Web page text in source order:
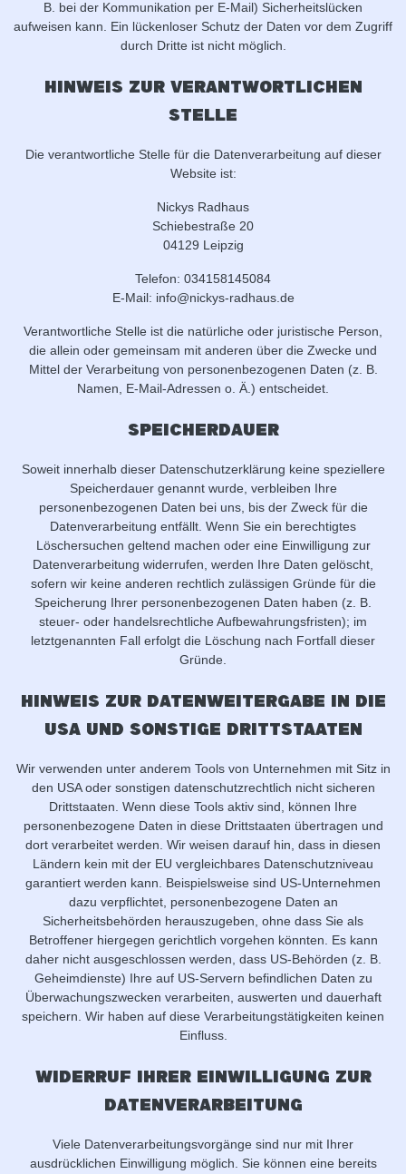
B. bei der Kommunikation per E-Mail) Sicherheitslücken
aufweisen kann. Ein lückenloser Schutz der Daten vor dem Zugriff
durch Dritte ist nicht möglich.
Hinweis zur verantwortlichen
Stelle
Die verantwortliche Stelle für die Datenverarbeitung auf dieser
Website ist:
Nickys Radhaus
Schiebestraße 20
04129 Leipzig
Telefon: 034158145084
E-Mail: info@nickys-radhaus.de
Verantwortliche Stelle ist die natürliche oder juristische Person,
die allein oder gemeinsam mit anderen über die Zwecke und
Mittel der Verarbeitung von personenbezogenen Daten (z. B.
Namen, E-Mail-Adressen o. Ä.) entscheidet.
Speicherdauer
Soweit innerhalb dieser Datenschutzerklärung keine speziellere
Speicherdauer genannt wurde, verbleiben Ihre
personenbezogenen Daten bei uns, bis der Zweck für die
Datenverarbeitung entfällt. Wenn Sie ein berechtigtes
Löschersuchen geltend machen oder eine Einwilligung zur
Datenverarbeitung widerrufen, werden Ihre Daten gelöscht,
sofern wir keine anderen rechtlich zulässigen Gründe für die
Speicherung Ihrer personenbezogenen Daten haben (z. B.
steuer- oder handelsrechtliche Aufbewahrungsfristen); im
letztgenannten Fall erfolgt die Löschung nach Fortfall dieser
Gründe.
Hinweis zur Datenweitergabe in die
USA und sonstige Drittstaaten
Wir verwenden unter anderem Tools von Unternehmen mit Sitz in
den USA oder sonstigen datenschutzrechtlich nicht sicheren
Drittstaaten. Wenn diese Tools aktiv sind, können Ihre
personenbezogene Daten in diese Drittstaaten übertragen und
dort verarbeitet werden. Wir weisen darauf hin, dass in diesen
Ländern kein mit der EU vergleichbares Datenschutzniveau
garantiert werden kann. Beispielsweise sind US-Unternehmen
dazu verpflichtet, personenbezogene Daten an
Sicherheitsbehörden herauszugeben, ohne dass Sie als
Betroffener hiergegen gerichtlich vorgehen könnten. Es kann
daher nicht ausgeschlossen werden, dass US-Behörden (z. B.
Geheimdienste) Ihre auf US-Servern befindlichen Daten zu
Überwachungszwecken verarbeiten, auswerten und dauerhaft
speichern. Wir haben auf diese Verarbeitungstätigkeiten keinen
Einfluss.
Widerruf Ihrer Einwilligung zur
Datenverarbeitung
Viele Datenverarbeitungsvorgänge sind nur mit Ihrer
ausdrücklichen Einwilligung möglich. Sie können eine bereits